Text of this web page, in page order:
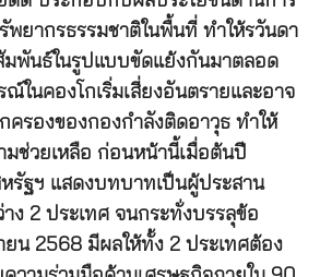
พยากรธรรมชาติในพื้นที่ ทำให้รวันดา
มพันธ์ในรูปแบบขัดแย้งกันมาตลอด
ในคองโกเริ่มเสี่ยงอันตรายและอาจ
ครองของกองกำลังติดอาวุธ ทำให้
มช่วยเหลือ ก่อนหน้านี้เมื่อต้นปี
รัฐฯ แสดงบทบาทเป็นผู้ประสาน
าง 2 ประเทศ จนกระทั่งบรรลุข้อ
ยน 2568 มีผลให้ทั้ง 2 ประเทศต้อง